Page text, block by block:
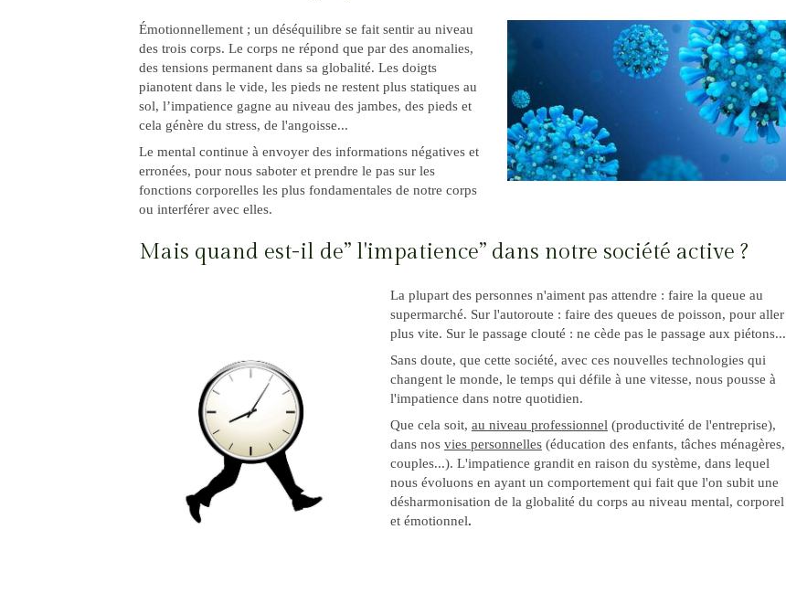
Émotionnellement ; un déséquilibre se fait sentir au niveau
des trois corps. Le corps ne répond que par des anomalies,
des tensions permanent dans sa globalité. Les doigts
pianotent dans le vide, les pieds ne restent plus statiques au
sol, l’impatience gagne au niveau des jambes, des pieds et
cela génère du stress, de l'angoisse...
Le mental continue à envoyer des informations négatives et
erronées, pour nous saboter et prendre le pas sur les
fonctions corporelles les plus fondamentales de notre corps
ou interférer avec elles.
Mais quand est-il de” l'impatience” dans notre société active ?
La plupart des personnes n'aiment pas attendre : faire la queue au
supermarché. Sur l'autoroute : faire des queues de poisson, pour aller
plus vite. Sur le passage clouté : ne cède pas le passage aux piétons...
Sans doute, que cette société, avec ces nouvelles technologies qui
changent le monde, le temps qui défile à une vitesse, nous pousse à
l'impatience dans notre quotidien.
Que cela soit, au niveau professionnel (productivité de l'entreprise),
dans nos vies personnelles(éducation des enfants, tâches ménagères,
couples...). L'impatience grandit en raison du système, dans lequel
nous évoluons en ayant un comportement qui fait que l'on subit une
désharmonisation de la globalité du corps au niveau mental, corporel
et émotionnel.